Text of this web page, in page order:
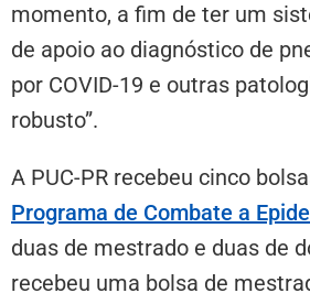
momento, a fim de ter um
de apoio ao diagnóstico de
por COVID-19 e outras
robusto”.
A PUC-PR recebeu cinco
Programa de Combate a
duas de mestrado e duas de
recebeu uma bolsa de